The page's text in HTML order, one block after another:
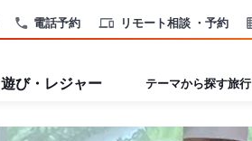
電話予約 リモート相談 ・予約
遊び・レジャー テーマから探す旅行